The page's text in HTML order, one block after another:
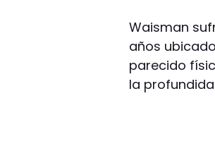
Waisman
años
parecido
la